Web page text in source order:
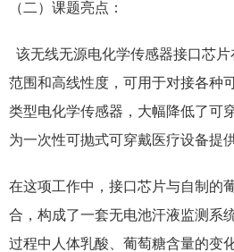
（二）课题亮点：
该无线无源电化学传感器接口芯
范围和高线性度，可用于对接各种
类型电化学传感器，大幅降低了可
为一次性可抛式可穿戴医疗设备提
在这项工作中，接口芯片与自制的
合，构成了一套无电池汗液监测系
过程中人体乳酸、葡萄糖含量的变